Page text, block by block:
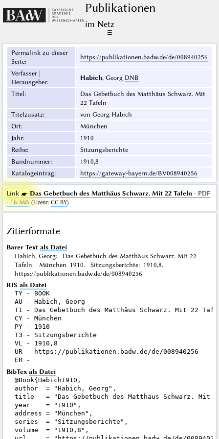
Publikationen
im Netz
☰
Permalink zu dieser
Seite:
https://publikationen.badw.de/de/008940256
Verfasser |
Herausgeber:
Habich, Georg DNB
Titel:
Das Gebetbuch des Matthäus Schwarz. Mit
22 Tafeln
Titelzusatz:
von Georg Habich
Ort:
München
Jahr:
1910
Reihe:
Sitzungsberichte
Bandnummer:
1910,8
Katalogeintrag: https://gateway-bayern.de/BV008940256
Link ☛ Das Gebetbuch des Matthäus Schwarz. Mit 22 Tafeln· PDF
· 16 MB (Lizenz: CC BY)
Zitierformate
Barer Text als Datei
Habich, Georg: Das Gebetbuch des Matthäus Schwarz. Mit 22
Tafeln. München 1910. Sitzungsberichte: 1910,8.
https://publikationen.badw.de/de/008940256
RIS als Datei
TY - BOOK
AU - Habich, Georg
T1 - Das Gebetbuch des Matthäus Schwarz. Mit 22
CY - München
PY - 1910
T3 - Sitzungsberichte
VL - 1910,8
UR - https://publikationen.badw.de/de/008940256
BibTex als Datei
@Book{Habich1910,
author  = "Habich, Georg",
title   = "Das Gebetbuch des Matthäus Schwarz. Mit
year    = "1910",
address = "München",
series  = "Sitzungsberichte",
volume  = "1910,8",